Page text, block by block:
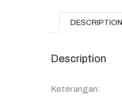
DESCRIPTION
Description
Keterangan: